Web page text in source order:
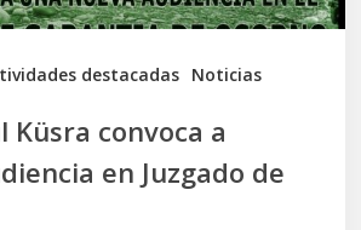
destacadas Noticias
Küsra convoca a
en Juzgado de